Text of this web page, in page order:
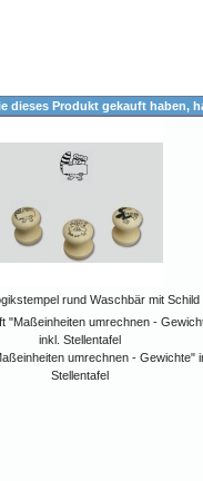
dieses Produkt gekauft haben,
rund Waschbär mit Schild
umrechnen - Gewichte"
Stellentafel